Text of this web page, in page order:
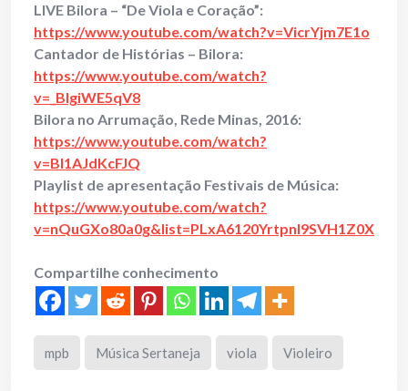
LIVE Bilora – “De Viola e Coração”:
https://www.youtube.com/watch?v=VicrYjm7E1o
Cantador de Histórias – Bilora:
https://www.youtube.com/watch?
v=_BIgiWE5qV8
Bilora no Arrumação, Rede Minas, 2016:
https://www.youtube.com/watch?
v=BI1AJdKcFJQ
Playlist de apresentação Festivais de Música:
https://www.youtube.com/watch?
Compartilhe conhecimento
mpb Música Sertaneja viola Violeiro